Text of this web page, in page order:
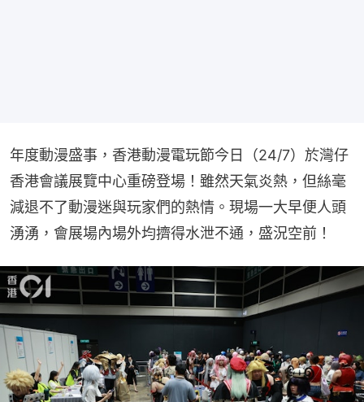
年度動漫盛事，香港動漫電玩節今日（24/7）於灣仔
香港會議展覽中心重磅登場！雖然天氣炎熱，但絲毫
減退不了動漫迷與玩家們的熱情。現場一大早便人頭
湧湧，會展場內場外均擠得水泄不通，盛況空前！